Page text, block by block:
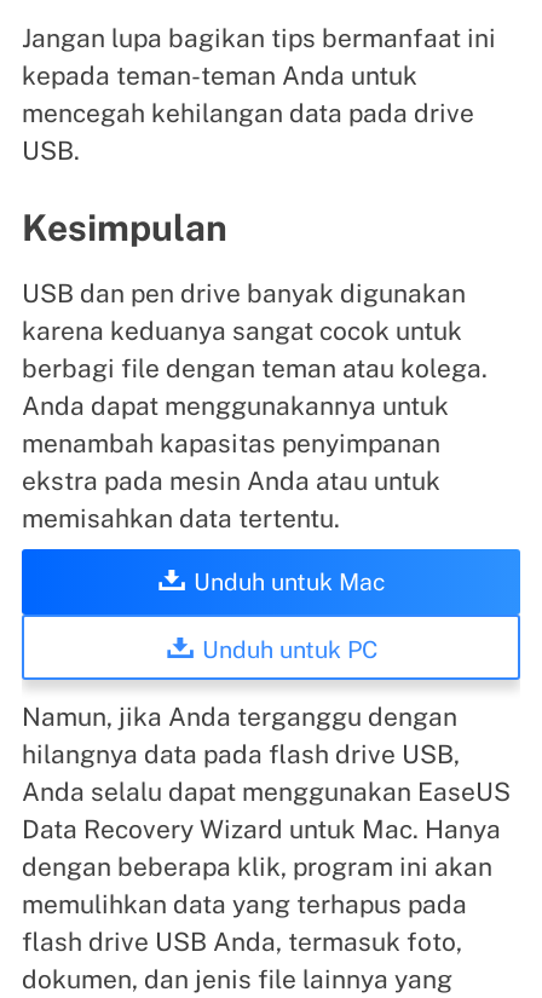
Jangan lupa bagikan tips bermanfaat ini
kepada teman-teman Anda untuk
mencegah kehilangan data pada drive
USB.
Kesimpulan
USB dan pen drive banyak digunakan
karena keduanya sangat cocok untuk
berbagi file dengan teman atau kolega.
Anda dapat menggunakannya untuk
menambah kapasitas penyimpanan
ekstra pada mesin Anda atau untuk
memisahkan data tertentu.
Unduh untuk Mac
Unduh untuk PC
Namun, jika Anda terganggu dengan
hilangnya data pada flash drive USB,
Anda selalu dapat menggunakan EaseUS
Data Recovery Wizard untuk Mac. Hanya
dengan beberapa klik, program ini akan
memulihkan data yang terhapus pada
flash drive USB Anda, termasuk foto,
dokumen, dan jenis file lainnya yang